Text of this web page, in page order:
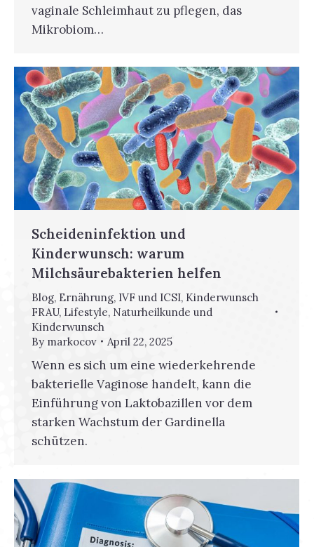
vaginale Schleimhaut zu pflegen, das
Mikrobiom…
Scheideninfektion und
Kinderwunsch: warum
Milchsäurebakterien helfen
Blog, Ernährung, IVF und ICSI, Kinderwunsch
FRAU, Lifestyle, Naturheilkunde und
Kinderwunsch
By markocov April 22, 2025
Wenn es sich um eine wiederkehrende
bakterielle Vaginose handelt, kann die
Einführung von Laktobazillen vor dem
starken Wachstum der Gardinella
schützen.